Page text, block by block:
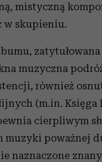
mistyczną
w skupieniu.
muzyczna
również
(m.in. Księga
cierpliwym
muzyki poważnej
naznaczone